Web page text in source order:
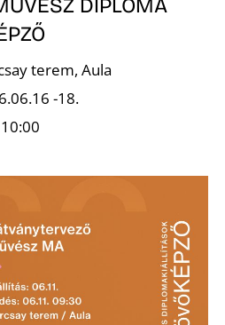
terem, Aula
-18.